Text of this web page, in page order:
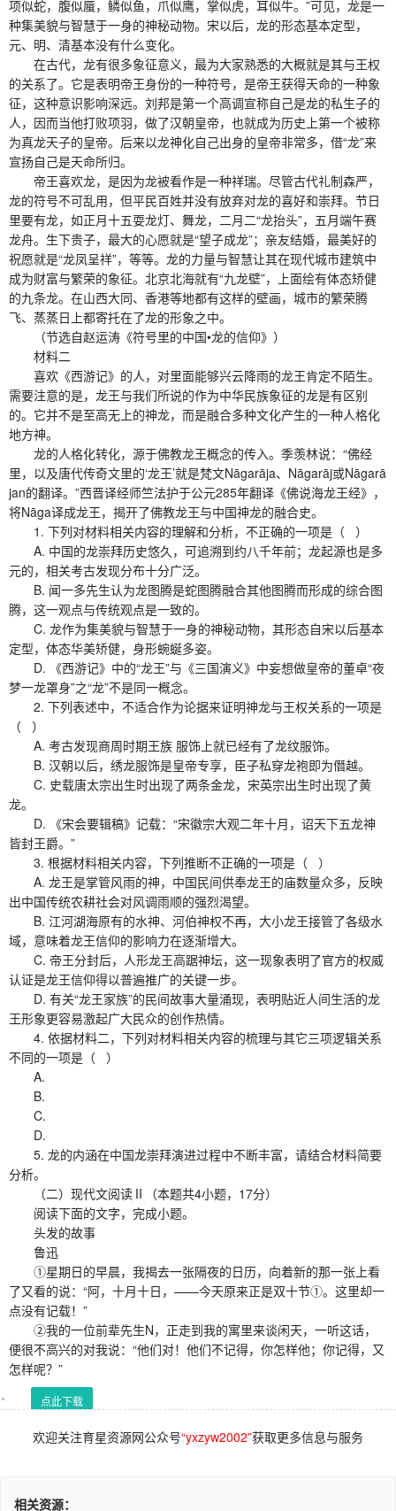
项似蛇，腹似蜃，鳞似鱼，爪似鹰，掌似虎，耳似牛。”可见，龙是一
种集美貌与智慧于一身的神秘动物。宋以后，龙的形态基本定型，
元、明、清基本没有什么变化。
在古代，龙有很多象征意义，最为大家熟悉的大概就是其与王权
的关系了。它是表明帝王身份的一种符号，是帝王获得天命的一种象
征，这种意识影响深远。刘邦是第一个高调宣称自己是龙的私生子的
人，因而当他打败项羽，做了汉朝皇帝，也就成为历史上第一个被称
为真龙天子的皇帝。后来以龙神化自己出身的皇帝非常多，借“龙”来
宣扬自己是天命所归。
帝王喜欢龙，是因为龙被看作是一种祥瑞。尽管古代礼制森严，
龙的符号不可乱用，但平民百姓并没有放弃对龙的喜好和崇拜。节日
里要有龙，如正月十五耍龙灯、舞龙，二月二“龙抬头”，五月端午赛
龙舟。生下贵子，最大的心愿就是“望子成龙”；亲友结婚，最美好的
祝愿就是“龙凤呈祥”，等等。龙的力量与智慧让其在现代城市建筑中
成为财富与繁荣的象征。北京北海就有“九龙壁”，上面绘有体态矫健
的九条龙。在山西大同、香港等地都有这样的壁画，城市的繁荣腾
飞、蒸蒸日上都寄托在了龙的形象之中。
（节选自赵运涛《符号里的中国•龙的信仰》）
材料二
喜欢《西游记》的人，对里面能够兴云降雨的龙王肯定不陌生。
需要注意的是，龙王与我们所说的作为中华民族象征的龙是有区别
的。它并不是至高无上的神龙，而是融合多种文化产生的一种人格化
地方神。
龙的人格化转化，源于佛教龙王概念的传入。季羡林说：“佛经
里，以及唐代传奇文里的‘龙王’就是梵文Nāgarāja、Nāgarāj或Nāgarā
jan的翻译。”西晋译经师竺法护于公元285年翻译《佛说海龙王经》，
将Nāga译成龙王，揭开了佛教龙王与中国神龙的融合史。
1. 下列对材料相关内容的理解和分析，不正确的一项是（ ）
A. 中国的龙崇拜历史悠久，可追溯到约八千年前；龙起源也是多
元的，相关考古发现分布十分广泛。
B. 闻一多先生认为龙图腾是蛇图腾融合其他图腾而形成的综合图
腾，这一观点与传统观点是一致的。
C. 龙作为集美貌与智慧于一身的神秘动物，其形态自宋以后基本
定型，体态华美矫健，身形蜿蜒多姿。
D. 《西游记》中的“龙王”与《三国演义》中妄想做皇帝的董卓“夜
梦一龙罩身”之“龙”不是同一概念。
2. 下列表述中，不适合作为论据来证明神龙与王权关系的一项是
（ ）
A. 考古发现商周时期王族 服饰上就已经有了龙纹服饰。
B. 汉朝以后，绣龙服饰是皇帝专享，臣子私穿龙袍即为僭越。
C. 史载唐太宗出生时出现了两条金龙，宋英宗出生时出现了黄
龙。
D. 《宋会要辑稿》记载：“宋徽宗大观二年十月，诏天下五龙神
皆封王爵。”
3. 根据材料相关内容，下列推断不正确的一项是（ ）
A. 龙王是掌管风雨的神，中国民间供奉龙王的庙数量众多，反映
出中国传统农耕社会对风调雨顺的强烈渴望。
B. 江河湖海原有的水神、河伯神权不再，大小龙王接管了各级水
域，意味着龙王信仰的影响力在逐渐增大。
C. 帝王分封后，人形龙王高踞神坛，这一现象表明了官方的权威
认证是龙王信仰得以普遍推广的关键一步。
D. 有关“龙王家族”的民间故事大量涌现，表明贴近人间生活的龙
王形象更容易激起广大民众的创作热情。
4. 依据材料二，下列对材料相关内容的梳理与其它三项逻辑关系
不同的一项是（ ）
A.
B.
C.
D.
5. 龙的内涵在中国龙崇拜演进过程中不断丰富，请结合材料简要
分析。
（二）现代文阅读Ⅱ（本题共4小题，17分）
阅读下面的文字，完成小题。
头发的故事
鲁迅
①星期日的早晨，我揭去一张隔夜的日历，向着新的那一张上看
了又看的说：“阿，十月十日，——今天原来正是双十节①。这里却一
点没有记载！”
②我的一位前辈先生N，正走到我的寓里来谈闲天，一听这话，
便很不高兴的对我说：“他们对！他们不记得，你怎样他；你记得，又
怎样呢？”
点此下载
欢迎关注育星资源网公众号“yxzyw2002”获取更多信息与服务
相关资源：